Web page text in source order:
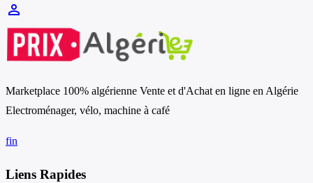
person_outline
Marketplace 100% algérienne Vente et d'Achat en ligne en Algérie
Electroménager, vélo, machine à café
fin
Liens Rapides